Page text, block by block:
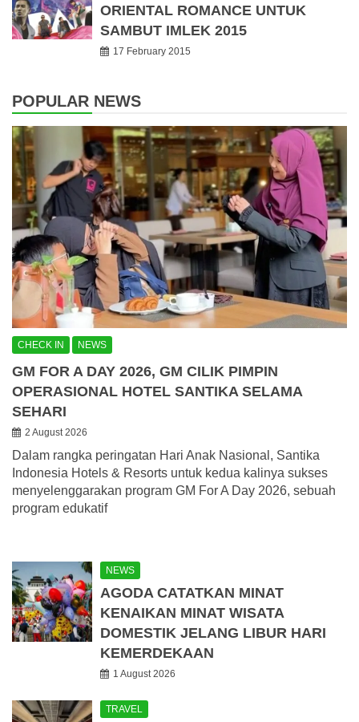
ORIENTAL ROMANCE UNTUK
SAMBUT IMLEK 2015
17 February 2015
POPULAR NEWS
CHECK IN NEWS
GM FOR A DAY 2026, GM CILIK PIMPIN
OPERASIONAL HOTEL SANTIKA SELAMA
SEHARI
2 August 2026
Dalam rangka peringatan Hari Anak Nasional, Santika
Indonesia Hotels & Resorts untuk kedua kalinya sukses
menyelenggarakan program GM For A Day 2026, sebuah
program edukatif
NEWS
AGODA CATATKAN MINAT
KENAIKAN MINAT WISATA
DOMESTIK JELANG LIBUR HARI
KEMERDEKAAN
1 August 2026
TRAVEL